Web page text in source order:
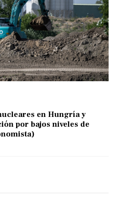
en Hungría y
por bajos niveles de